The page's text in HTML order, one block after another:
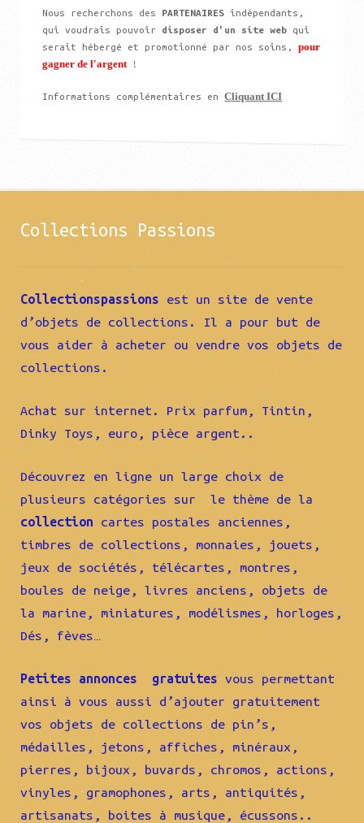
Nous recherchons des PARTENAIRES indépendants,
qui voudrais pouvoir disposer d'un site web qui
serait hébergé et promotionné par nos soins,pour
gagner de l'argent !
Informations complémentaires enCliquant ICI
Collections Passions
Collectionspassions est un site de vente
d’objets de collections. Il a pour but de
vous aider à acheter ou vendre vos objets de
collections.
Achat sur internet. Prix parfum, Tintin,
Dinky Toys, euro, pièce argent..
Découvrez en ligne un large choix de
plusieurs catégories sur le thème de la
collection cartes postales anciennes,
timbres de collections, monnaies, jouets,
jeux de sociétés, télécartes, montres,
boules de neige, livres anciens, objets de
la marine, miniatures, modélismes, horloges,
Dés, fèves…
Petites annonces gratuites vous permettant
ainsi à vous aussi d’ajouter gratuitement
vos objets de collections de pin’s,
médailles, jetons, affiches, minéraux,
pierres, bijoux, buvards, chromos, actions,
vinyles, gramophones, arts, antiquités,
artisanats, boites à musique, écussons..